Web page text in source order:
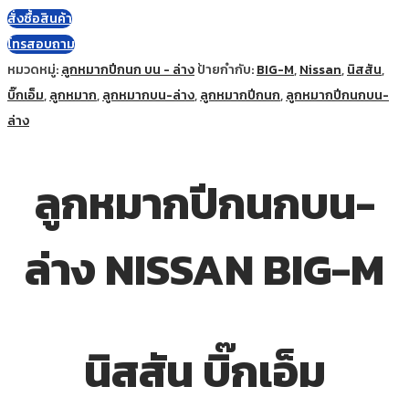
สั่งซื้อสินค้า
โทรสอบถาม
หมวดหมู่:ลูกหมากปีกนก บน - ล่างป้ายกำกับ:BIG-M,Nissan,นิสสัน,
บิ๊กเอ็ม,ลูกหมาก,ลูกหมากบน-ล่าง,ลูกหมากปีกนก,ลูกหมากปีกนกบน-
ล่าง
ลูกหมากปีกนกบน-
ล่าง NISSAN BIG-M
นิสสัน บิ๊กเอ็ม